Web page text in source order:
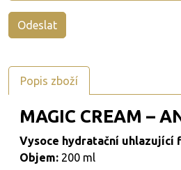
Popis zboží
MAGIC CREAM –
Vysoce hydratační uhlazující
Objem: 200 ml